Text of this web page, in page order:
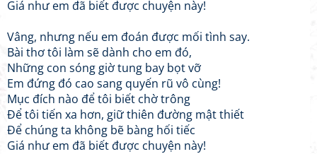
Giá như em đã biết được chuyện này!
Vâng, nhưng nếu em đoán được mối tình say.
Bài thơ tôi làm sẽ dành cho em đó,
Những con sóng giờ tung bay bọt vỡ
Em đứng đó cao sang quyến rũ vô cùng!
Mục đích nào để tôi biết chờ trông
Để tôi tiến xa hơn, giữ thiên đường mật thiết
Để chúng ta không bẽ bàng hối tiếc
Giá như em đã biết được chuyện này!